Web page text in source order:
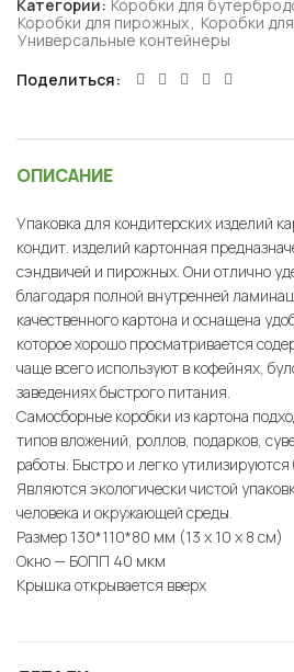
Категории: Коробки для
Коробки для пирожных
Коробки
Универсальные контейнеры
Поделиться
ОПИСАНИЕ
Упаковка для кондитерских изделий
кондит. изделий картонная
сэндвичей и пирожных. Они отлично
благодаря полной внутренней
качественного картона и оснащена
которое хорошо просматривается
чаще всего используют в кофейнях,
заведениях быстрого питания.
Самосборные коробки из картона
типов вложений, роллов, подарков,
работы. Быстро и легко утилизируются
Являются экологически чистой
человека и окружающей среды.
Размер 130*110*80 мм (13 х 10 х 8 см)
Окно — БОПП 40 мкм
Крышка открывается вверх